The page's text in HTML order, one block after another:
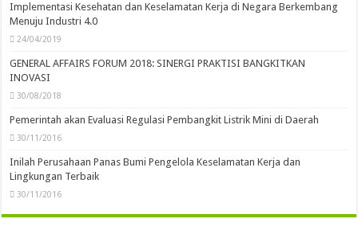
Implementasi Kesehatan dan Keselamatan Kerja di Negara Berkembang
Menuju Industri 4.0
24/04/2019
GENERAL AFFAIRS FORUM 2018: SINERGI PRAKTISI BANGKITKAN
INOVASI
30/08/2018
Pemerintah akan Evaluasi Regulasi Pembangkit Listrik Mini di Daerah
30/11/2016
Inilah Perusahaan Panas Bumi Pengelola Keselamatan Kerja dan
Lingkungan Terbaik
30/11/2016